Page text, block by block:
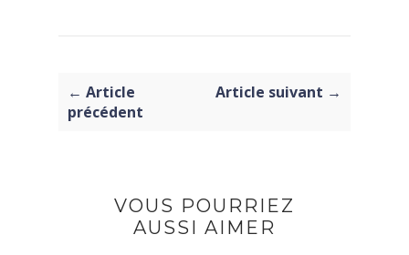
← Article
précédent
Article suivant →
VOUS POURRIEZ
AUSSI AIMER